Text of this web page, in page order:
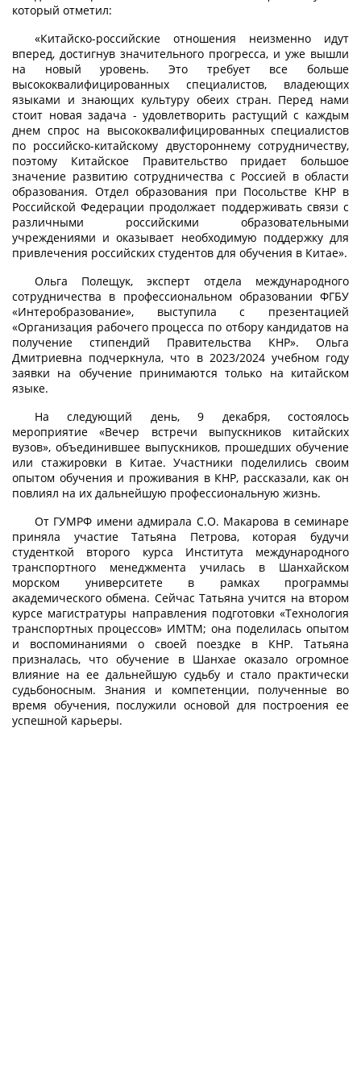
который отметил:
«Китайско-российские отношения неизменно идут
вперед, достигнув значительного прогресса, и уже вышли
на новый уровень. Это требует все больше
высококвалифицированных специалистов, владеющих
языками и знающих культуру обеих стран. Перед нами
стоит новая задача - удовлетворить растущий с каждым
днем спрос на высококвалифицированных специалистов
по российско-китайскому двустороннему сотрудничеству,
поэтому Китайское Правительство придает большое
значение развитию сотрудничества с Россией в области
образования. Отдел образования при Посольстве КНР в
Российской Федерации продолжает поддерживать связи с
различными российскими образовательными
учреждениями и оказывает необходимую поддержку для
привлечения российских студентов для обучения в Китае».
Ольга Полещук, эксперт отдела международного
сотрудничества в профессиональном образовании ФГБУ
«Интеробразование», выступила с презентацией
«Организация рабочего процесса по отбору кандидатов на
получение стипендий Правительства КНР». Ольга
Дмитриевна подчеркнула, что в 2023/2024 учебном году
заявки на обучение принимаются только на китайском
языке.
На следующий день, 9 декабря, состоялось
мероприятие «Вечер встречи выпускников китайских
вузов», объединившее выпускников, прошедших обучение
или стажировки в Китае. Участники поделились своим
опытом обучения и проживания в КНР, рассказали, как он
повлиял на их дальнейшую профессиональную жизнь.
От ГУМРФ имени адмирала С.О. Макарова в семинаре
приняла участие Татьяна Петрова, которая будучи
студенткой второго курса Института международного
транспортного менеджмента училась в Шанхайском
морском университете в рамках программы
академического обмена. Сейчас Татьяна учится на втором
курсе магистратуры направления подготовки «Технология
транспортных процессов» ИМТМ; она поделилась опытом
и воспоминаниями о своей поездке в КНР. Татьяна
призналась, что обучение в Шанхае оказало огромное
влияние на ее дальнейшую судьбу и стало практически
судьбоносным. Знания и компетенции, полученные во
время обучения, послужили основой для построения ее
успешной карьеры.